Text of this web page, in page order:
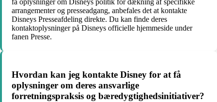
arrangementer og presseadgang, anbefales det at kontakte
Disneys Presseafdeling direkte. Du kan finde deres
kontaktoplysninger på Disneys officielle hjemmeside under
fanen Presse.
Hvordan kan jeg kontakte Disney for at få
oplysninger om deres ansvarlige
forretningspraksis og bæredygtighedsinitiativer?